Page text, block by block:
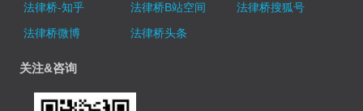
法律桥-知乎
法律桥B站空间
法律桥搜狐号
法律桥微博
法律桥头条
关注&咨询